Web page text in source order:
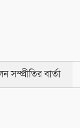
সম্প্রীতির বার্তা